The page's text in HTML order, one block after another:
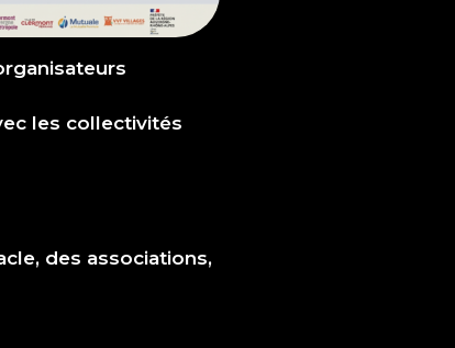
les collectivités
des associations,